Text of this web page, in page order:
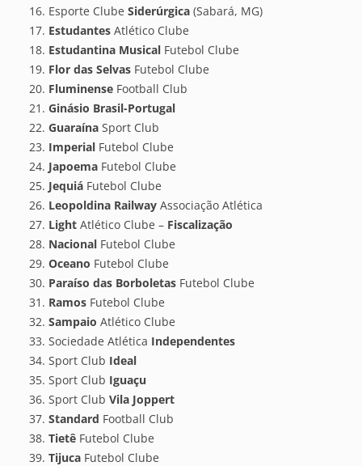
Esporte Clube Siderúrgica (Sabará, MG)
Estudantes Atlético Clube
Estudantina Musical Futebol Clube
Flor das Selvas Futebol Clube
Fluminense Football Club
Ginásio Brasil-Portugal
Guaraína Sport Club
Imperial Futebol Clube
Japoema Futebol Clube
Jequiá Futebol Clube
Leopoldina Railway Associação Atlética
Light Atlético Clube – Fiscalização
Nacional Futebol Clube
Oceano Futebol Clube
Paraíso das Borboletas Futebol Clube
Ramos Futebol Clube
Sampaio Atlético Clube
Sociedade Atlética Independentes
Sport Club Ideal
Sport Club Iguaçu
Sport Club Vila Joppert
Standard Football Club
Tietê Futebol Clube
Tijuca Futebol Clube